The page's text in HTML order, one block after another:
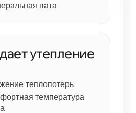
вата
утепление
теплопотерь
температура